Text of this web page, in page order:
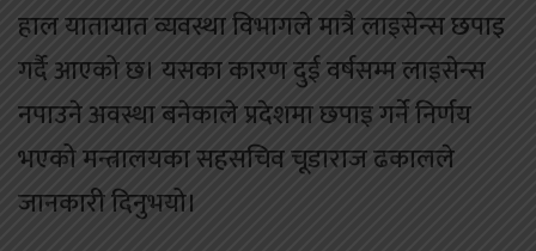
हाल यातायात व्यवस्था विभागले मात्रै लाइसेन्स छपाइ
गर्दै आएको छ। यसका कारण दुई वर्षसम्म लाइसेन्स
नपाउने अवस्था बनेकाले प्रदेशमा छपाइ गर्ने निर्णय
भएको मन्त्रालयका सहसचिव चूडाराज ढकालले
जानकारी दिनुभयो।